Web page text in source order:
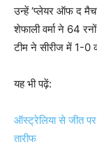
उन्हें ‘प्लेयर ऑफ द
शेफाली वर्मा ने 64
टीम ने सीरीज में 1-0
यह भी पढ़ें:
ऑस्ट्रेलिया से जीत पर
तारीफ